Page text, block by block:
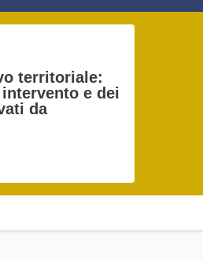
territoriale:
e dei
da